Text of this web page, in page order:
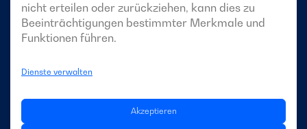
nicht erteilen oder zurückziehen, kann dies zu
Beeinträchtigungen bestimmter Merkmale und
Funktionen führen.
Dienste verwalten
Akzeptieren
DE